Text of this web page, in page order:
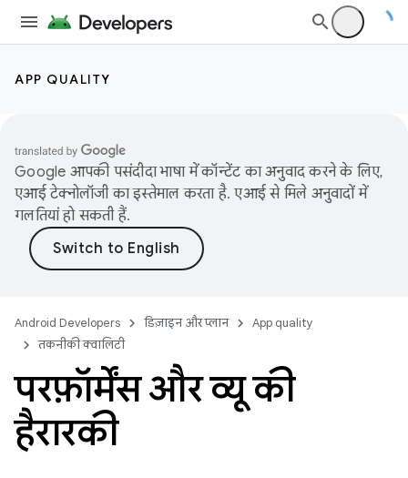
APP QUALITY
Google आपकी पसंदीदा भाषा में कॉन्टेंट का अनुवाद करने के लिए,
एआई टेक्नोलॉजी का इस्तेमाल करता है. एआई से मिले अनुवादों में
गलतियां हो सकती हैं.
Android Developers डिज़ाइन और प्लान
App quality
तकनीकी क्वालिटी
परफ़ॉर्मेंस और व्यू की
हैरारकी